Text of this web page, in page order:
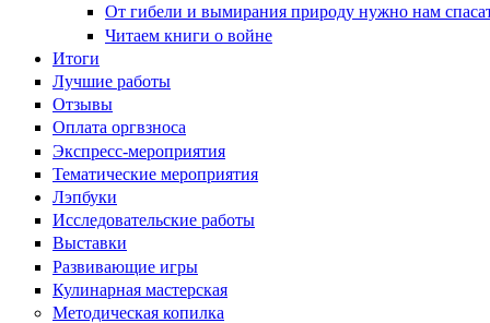
От гибели и вымирания природу нужно нам
Читаем книги о войне
Итоги
Лучшие работы
Отзывы
Оплата оргвзноса
Экспресс-мероприятия
Тематические мероприятия
Лэпбуки
Исследовательские работы
Выставки
Развивающие игры
Кулинарная мастерская
Методическая копилка